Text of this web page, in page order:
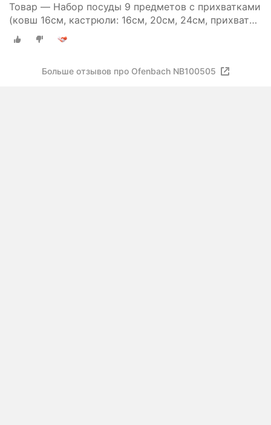
Товар — Набор посуды 9 предметов с прихватками
(ковш 16см, кастрюли: 16см, 20см, 24см, прихватки
2шт) OFENBACH.
Больше отзывов про Ofenbach NB100505